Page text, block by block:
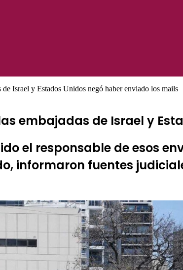
de Israel y Estados Unidos negó haber enviado los mails
embajadas de Israel y
el responsable de esos
informaron fuentes